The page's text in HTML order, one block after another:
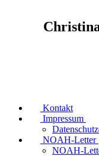
Kontakt
Impressum
NOAH-Letter
NOAH-